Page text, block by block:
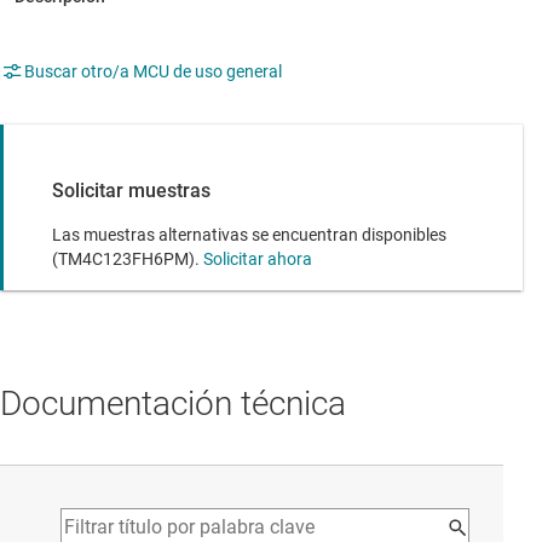
Buscar otro/a MCU de uso general
Solicitar muestras
Las muestras alternativas se encuentran disponibles
(TM4C123FH6PM). Solicitar ahora
Documentación técnica